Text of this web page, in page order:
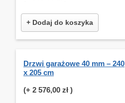
+ Dodaj do koszyka
Drzwi garażowe 40 mm – 240
x 205 cm
(+ 2 576,00 zł )